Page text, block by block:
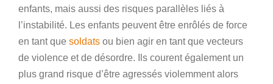
enfants, mais aussi des risques parallèles liés à
l’instabilité. Les enfants peuvent être enrôlés de force
en tant que soldats ou bien agir en tant que vecteurs
de violence et de désordre. Ils courent également un
plus grand risque d’être agressés violemment alors